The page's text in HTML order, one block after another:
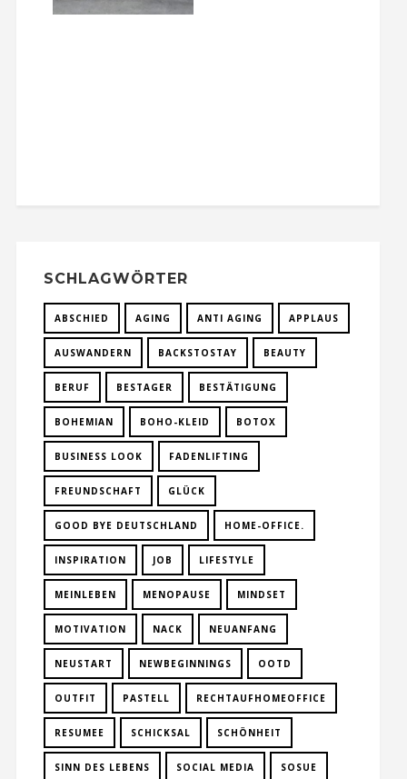
SCHLAGWÖRTER
ABSCHIED AGING ANTI AGING APPLAUS
AUSWANDERN BACKSTOSTAY BEAUTY
BERUF BESTAGER BESTÄTIGUNG
BOHEMIAN BOHO-KLEID BOTOX
BUSINESS LOOK FADENLIFTING
FREUNDSCHAFT GLÜCK
GOOD BYE DEUTSCHLAND HOME-OFFICE.
INSPIRATION JOB LIFESTYLE
MEINLEBEN MENOPAUSE MINDSET
MOTIVATION NACK NEUANFANG
NEUSTART NEWBEGINNINGS OOTD
OUTFIT PASTELL RECHTAUFHOMEOFFICE
RESUMEE SCHICKSAL SCHÖNHEIT
SINN DES LEBENS SOCIAL MEDIA SOSUE